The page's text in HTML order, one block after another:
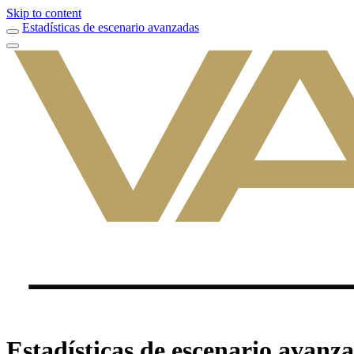
Skip to content
Estadísticas de escenario avanzadas